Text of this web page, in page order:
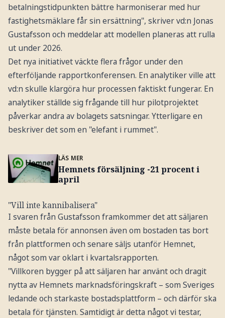
betalningstidpunkten bättre harmoniserar med hur
fastighetsmäklare får sin ersättning", skriver vd:n Jonas
Gustafsson och meddelar att modellen planeras att rulla
ut under 2026.
Det nya initiativet väckte flera frågor under den
efterföljande rapportkonferensen. En analytiker ville att
vd:n skulle klargöra hur processen faktiskt fungerar. En
analytiker ställde sig frågande till hur pilotprojektet
påverkar andra av bolagets satsningar. Ytterligare en
beskriver det som en "elefant i rummet".
LÄS MER
Hemnets försäljning -21 procent i
april
"Vill inte kannibalisera"
I svaren från Gustafsson framkommer det att säljaren
måste betala för annonsen även om bostaden tas bort
från plattformen och senare säljs utanför Hemnet,
något som var oklart i kvartalsrapporten.
"Villkoren bygger på att säljaren har använt och dragit
nytta av Hemnets marknadsföringskraft – som Sveriges
ledande och starkaste bostadsplattform – och därför ska
betala för tjänsten. Samtidigt är detta något vi testar,